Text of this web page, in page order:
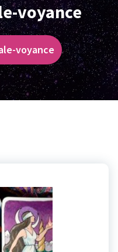
voyance
voyance